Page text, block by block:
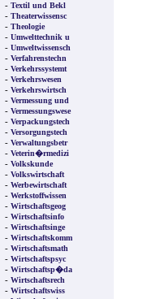
- Textil und Bekl
- Theaterwissensc
- Theologie
- Umwelttechnik u
- Umweltwissensch
- Verfahrenstechn
- Verkehrssystemt
- Verkehrswesen
- Verkehrswirtsch
- Vermessung und
- Vermessungswese
- Verpackungstech
- Versorgungstech
- Verwaltungsbetr
- Veterin�rmedizi
- Volkskunde
- Volkswirtschaft
- Werbewirtschaft
- Werkstoffwissen
- Wirtschaftsgeog
- Wirtschaftsinfo
- Wirtschaftsinge
- Wirtschaftskomm
- Wirtschaftsmath
- Wirtschaftspsyc
- Wirtschaftsp�da
- Wirtschaftsrech
- Wirtschaftswiss